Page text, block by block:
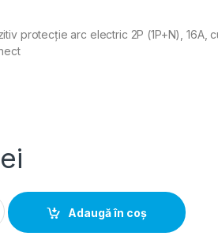
protecție arc electric 2P (1P+N), 16A,
electric AFDD 1P+N 16A curbă B
Adaugă în coș